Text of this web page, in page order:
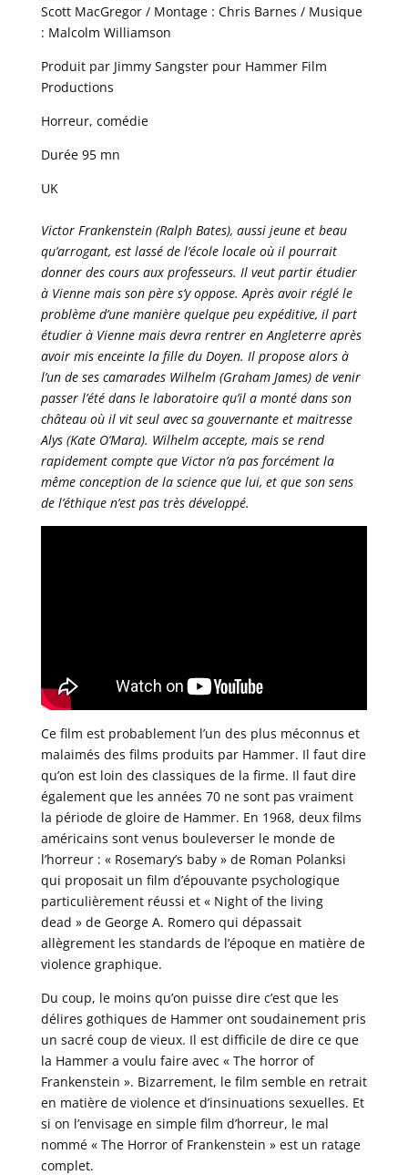
Scott MacGregor / Montage : Chris Barnes / Musique
: Malcolm Williamson
Produit par Jimmy Sangster pour Hammer Film
Productions
Horreur, comédie
Durée 95 mn
UK
Victor Frankenstein (Ralph Bates), aussi jeune et beau
qu’arrogant, est lassé de l’école locale où il pourrait
donner des cours aux professeurs. Il veut partir étudier
à Vienne mais son père s’y oppose. Après avoir réglé le
problème d’une manière quelque peu expéditive, il part
étudier à Vienne mais devra rentrer en Angleterre après
avoir mis enceinte la fille du Doyen. Il propose alors à
l’un de ses camarades Wilhelm (Graham James) de venir
passer l’été dans le laboratoire qu’il a monté dans son
château où il vit seul avec sa gouvernante et maitresse
Alys (Kate O’Mara). Wilhelm accepte, mais se rend
rapidement compte que Victor n’a pas forcément la
même conception de la science que lui, et que son sens
de l’éthique n’est pas très développé.
Ce film est probablement l’un des plus méconnus et
malaimés des films produits par Hammer. Il faut dire
qu’on est loin des classiques de la firme. Il faut dire
également que les années 70 ne sont pas vraiment
la période de gloire de Hammer. En 1968, deux films
américains sont venus bouleverser le monde de
l’horreur : « Rosemary’s baby » de Roman Polanksi
qui proposait un film d’épouvante psychologique
particulièrement réussi et « Night of the living
dead » de George A. Romero qui dépassait
allègrement les standards de l’époque en matière de
violence graphique.
Du coup, le moins qu’on puisse dire c’est que les
délires gothiques de Hammer ont soudainement pris
un sacré coup de vieux. Il est difficile de dire ce que
la Hammer a voulu faire avec « The horror of
Frankenstein ». Bizarrement, le film semble en retrait
en matière de violence et d’insinuations sexuelles. Et
si on l’envisage en simple film d’horreur, le mal
nommé « The Horror of Frankenstein » est un ratage
complet.